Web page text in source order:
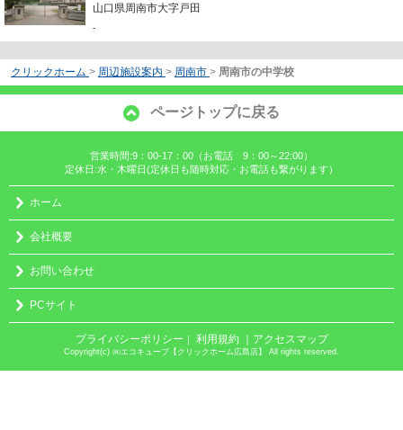
山口県周南市大字戸田
-
クリックホーム > 周辺施設案内 > 周南市 > 周南市の中学校
ページトップに戻る
営業時間:9：00-17：00（お電話 9：00～22:00）
定休日:水・木曜日(定休日も随時対応・お電話も繋がります）
ホーム
会社概要
お問い合わせ
PCサイト
プライバシーポリシー ｜ 利用規約 ｜アクセスマップ
Copyright(c) ㈱エコキューブ【クリックホーム広島店】 All rights reserved.